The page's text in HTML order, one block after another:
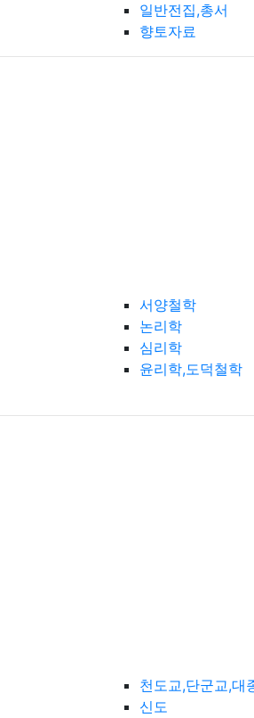
일반전집,총서
향토자료
서양철학
논리학
심리학
윤리학,도덕철학
천도교,단군교,대
신도